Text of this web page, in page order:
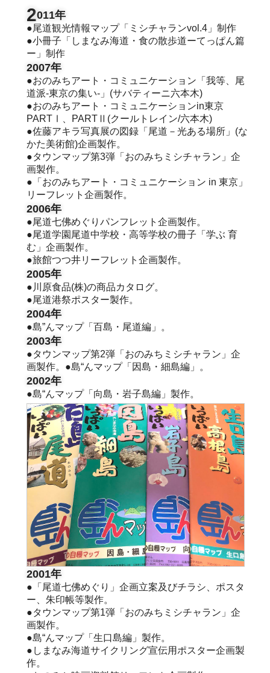
2011年
●尾道観光情報マップ「ミシチャランvol.4」制作
●小冊子「しまなみ海道・食の散歩道ーてっぱん篇
ー」制作
2007年
●おのみちアート・コミュニケーション「我等、尾
道派-東京の集い-」(サバティーニ六本木)
●おのみちアート・コミュニケーションin東京
PARTⅠ、PARTⅡ(クールトレイン/六本木)
●佐藤アキラ写真展の図録「尾道－光ある場所」(な
かた美術館)企画製作。
●タウンマップ第3弾「おのみちミシチャラン」企
画製作。
●「おのみちアート・コミュニケーション in 東京」
リーフレット企画製作。
2006年
●尾道七佛めぐりパンフレット企画製作。
●尾道学園尾道中学校・高等学校の冊子「学ぶ 育
む」企画製作。
●旅館つつ井リーフレット企画製作。
2005年
●川原食品(株)の商品カタログ。
●尾道港祭ポスター製作。
2004年
●島”んマップ「百島・尾道編」。
2003年
●タウンマップ第2弾「おのみちミシチャラン」企
画製作。●島“んマップ「因島・細島編」。
2002年
●島“んマップ「向島・岩子島編」製作。
2001年
●「尾道七佛めぐり」企画立案及びチラシ、ポスタ
ー、朱印帳等製作。
●タウンマップ第1弾「おのみちミシチャラン」企
画製作。
●島“んマップ「生口島編」製作。
●しまなみ海道サイクリング宣伝用ポスター企画製
作。